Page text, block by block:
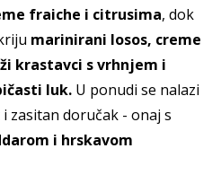
fraiche i citrusima, dok
marinirani losos, creme
krastavci s vrhnjem i
luk. U ponudi se nalazi
zasitan doručak - onaj s
i hrskavom